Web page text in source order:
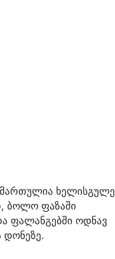
ბოლო ფაზაში
ფალანგებში ოდნავ
დონეზე.